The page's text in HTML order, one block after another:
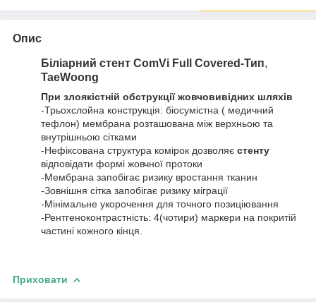
Опис
Біліарний стент ComVi Full Covered-Тип,
TaeWoong
При злоякістній обструкції жовчовивідних шляхів
-Трьохслойна конструкція: біосумістна ( медичний
тефлон) мембрана розташована між верхньою та
внутрішньою сітками
-Нефіксована структура комірок дозволяє стенту
відповідати формі жовчної протоки
-Мембрана запобігає ризику вростання тканин
-Зовнішня сітка запобігає ризику міграції
-Мінімальне укорочення для точного позиціювання
-Рентгеноконтрастність: 4(чотири) маркери на покритій
частині кожного кінця.
Приховати